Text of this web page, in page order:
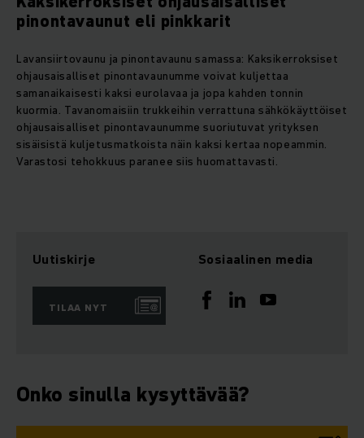
pinontavaunut eli pinkkarit
Lavansiirtovaunu ja pinontavaunu samassa: Kaksikerroksiset
ohjausaisalliset pinontavaunumme voivat kuljettaa
samanaikaisesti kaksi eurolavaa ja jopa kahden tonnin
kuormia. Tavanomaisiin trukkeihin verrattuna sähkökäyttöiset
ohjausaisalliset pinontavaunumme suoriutuvat yrityksen
sisäisistä kuljetusmatkoista näin kaksi kertaa nopeammin.
Varastosi tehokkuus paranee siis huomattavasti.
Uutiskirje
TILAA NYT
Sosiaalinen media
Onko sinulla kysyttävää?